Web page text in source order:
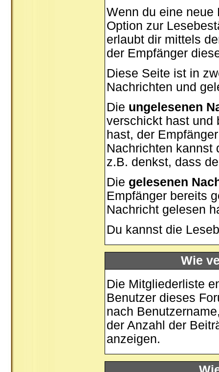
Wenn du eine neue
Option zur
erlaubt dir mittels
der Empfänger
Diese Seite ist in
Nachrichten und
Die ungelesenen
verschickt hast und
hast, der
Nachrichten kannst
z.B. denkst, dass
Die gelesenen
Empfänger bereits
Nachricht gelesen
Du kannst die
Wie
Die Mitgliederliste
Benutzer dieses
nach
der Anzahl der
anzeigen.